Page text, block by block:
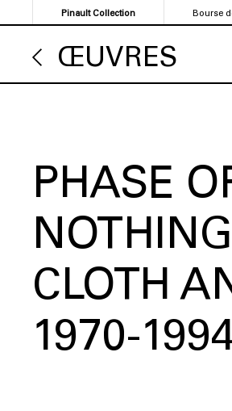
au
contenu
principal
Pinault Collection Bourse
ŒUVRES
PHASE
CLOTH
1970-